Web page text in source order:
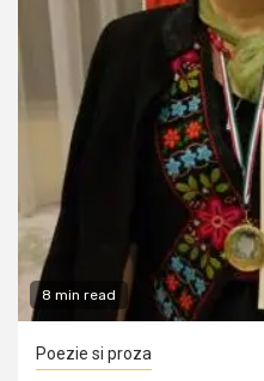
8 min read
Poezie si proza